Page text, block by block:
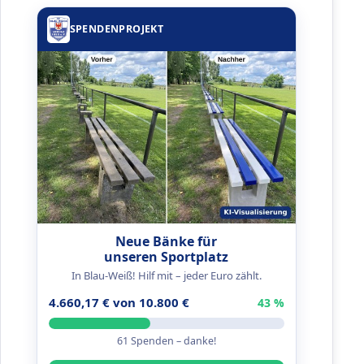
SPENDENPROJEKT
Neue Bänke für
unseren Sportplatz
In Blau-Weiß! Hilf mit – jeder Euro zählt.
4.660,17 € von 10.800 € 43 %
61 Spenden – danke!